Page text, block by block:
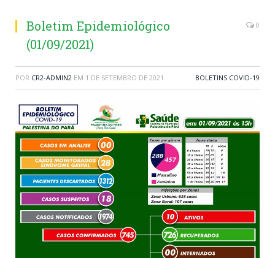
Boletim Epidemiológico
(01/09/2021)
0
POR CR2-ADMIN2 EM 1 DE SETEMBRO DE 2021 BOLETINS COVID-19